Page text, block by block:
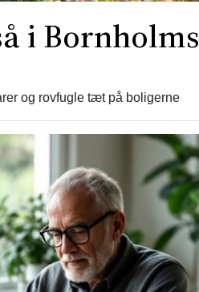
i Bornholms
og rovfugle tæt på boligerne